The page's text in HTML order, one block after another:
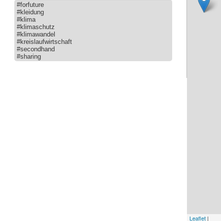
#forfuture
#kleidung
#klima
#klimaschutz
#klimawandel
#kreislaufwirtschaft
#secondhand
#sharing
Leaflet|